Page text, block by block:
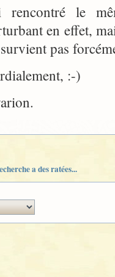
rencontré le
en effet,
pas
:-)
a des ratées...